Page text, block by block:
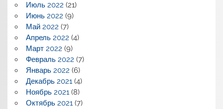
Июль 2022 (21)
Июнь 2022 (9)
Май 2022 (7)
Апрель 2022 (4)
Март 2022 (9)
Февраль 2022 (7)
Январь 2022 (6)
Декабрь 2021(4)
Ноябрь 2021(8)
Октябрь 2021(7)